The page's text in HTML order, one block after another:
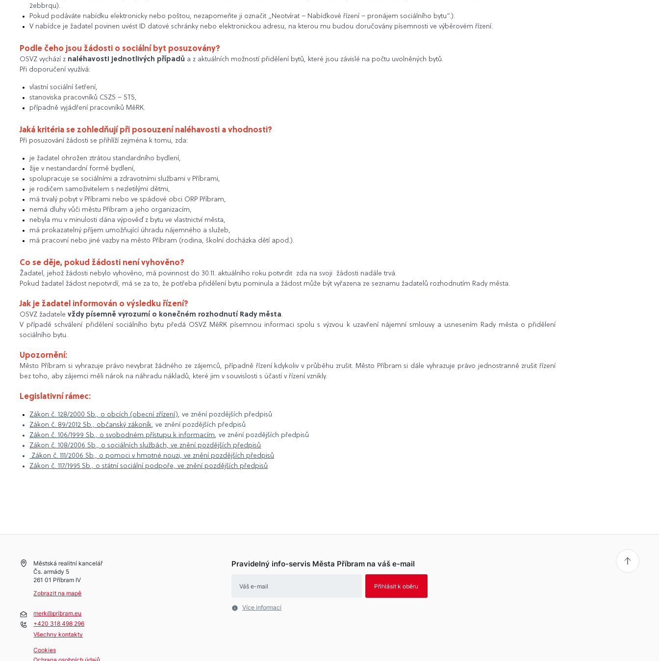
2ebbrqu).
Pokud podáváte nabídku elektronicky nebo poštou, nezapomeňte ji označit „Neotvírat – Nabídkové řízení – pronájem sociálního bytu“.).
V nabídce je žadatel povinen uvést ID datové schránky nebo elektronickou adresu, na kterou mu budou doručovány písemnosti ve výběrovém řízení.
Podle čeho jsou žádosti o sociální byt posuzovány?
OSVZ vychází z naléhavosti jednotlivých případů a z aktuálních možností přidělení bytů, které jsou závislé na počtu uvolněných bytů.
Při doporučení využívá:
vlastní sociální šetření,
stanoviska pracovníků CSZS – STS,
případně vyjádření pracovníků MěRK.
Jaká kritéria se zohledňují při posouzení naléhavosti a vhodnosti?
Při posuzování žádosti se přihlíží zejména k tomu, zda:
je žadatel ohrožen ztrátou standardního bydlení,
žije v nestandardní formě bydlení,
spolupracuje se sociálními a zdravotními službami v Příbrami,
je rodičem samoživitelem s nezletilými dětmi,
má trvalý pobyt v Příbrami nebo ve spádové obci ORP Příbram,
nemá dluhy vůči městu Příbram a jeho organizacím,
nebyla mu v minulosti dána výpověď z bytu ve vlastnictví města,
má prokazatelný příjem umožňující úhradu nájemného a služeb,
má pracovní nebo jiné vazby na město Příbram (rodina, školní docházka dětí apod.).
Co se děje, pokud žádosti není vyhověno?
Žadatel, jehož žádosti nebylo vyhověno, má povinnost do 30.11. aktuálního roku potvrdit zda na svoji žádosti nadále trvá.
Pokud žadatel žádost nepotvrdí, má se za to, že potřeba přidělení bytu pominula a žádost může být vyřazena ze seznamu žadatelů rozhodnutím Rady města.
Jak je žadatel informován o výsledku řízení?
OSVZ žadatelevždy písemně vyrozumí o konečném rozhodnutí Rady města.
V případě schválení přidělení sociálního bytu předá OSVZ MěRK písemnou informaci spolu s výzvou k uzavření nájemní smlouvy a usnesením Rady města o přidělení
sociálního bytu.
Upozornění:
Město Příbram si vyhrazuje právo nevybrat žádného ze zájemců, případně řízení kdykoliv v průběhu zrušit. Město Příbram si dále vyhrazuje právo jednostranně zrušit řízení
bez toho, aby zájemci měli nárok na náhradu nákladů, které jim v souvislosti s účastí v řízení vznikly.
Legislativní rámec:
Zákon č. 128/2000 Sb., o obcích (obecní zřízení), ve znění pozdějších předpisů
Zákon č. 89/2012 Sb., občanský zákoník, ve znění pozdějších předpisů
Zákon č. 106/1999 Sb., o svobodném přístupu k informacím, ve znění pozdějších předpisů
Zákon č. 108/2006 Sb., o sociálních službách, ve znění pozdějších předpisů
Zákon č. 111/2006 Sb., o pomoci v hmotné nouzi, ve znění pozdějších předpisů
Zákon č. 117/1995 Sb., o státní sociální podpoře, ve znění pozdějších předpisů
Městská realitní kancelář
Čs. armády 5
261 01 Příbram IV
Zobrazit na mapě
merk@pribram.eu
+420 318 498 296
Všechny kontakty
Cookies
Pravidelný info-servis Města Příbram na váš e-mail
Více informací